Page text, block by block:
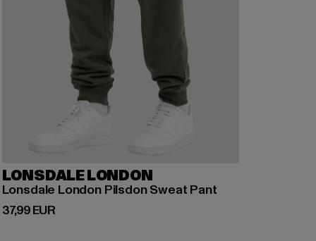
LONSDALE LONDON
Lonsdale London Pilsdon Sweat Pant
37,99 EUR
Ajankohtainen hinta: 37,99 EUR